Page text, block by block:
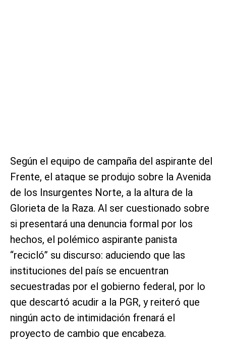
Según el equipo de campaña del aspirante del
Frente, el ataque se produjo sobre la Avenida
de los Insurgentes Norte, a la altura de la
Glorieta de la Raza. Al ser cuestionado sobre
si presentará una denuncia formal por los
hechos, el polémico aspirante panista
“recicló” su discurso: aduciendo que las
instituciones del país se encuentran
secuestradas por el gobierno federal, por lo
que descartó acudir a la PGR, y reiteró que
ningún acto de intimidación frenará el
proyecto de cambio que encabeza.